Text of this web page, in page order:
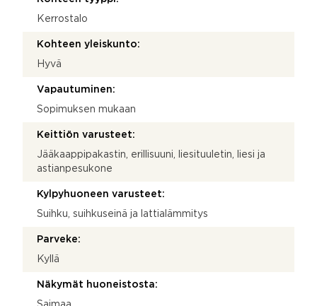
Kerrostalo
Kohteen yleiskunto:
Hyvä
Vapautuminen:
Sopimuksen mukaan
Keittiön varusteet:
Jääkaappipakastin, erillisuuni, liesituuletin, liesi ja
astianpesukone
Kylpyhuoneen varusteet:
Suihku, suihkuseinä ja lattialämmitys
Parveke:
Kyllä
Näkymät huoneistosta: